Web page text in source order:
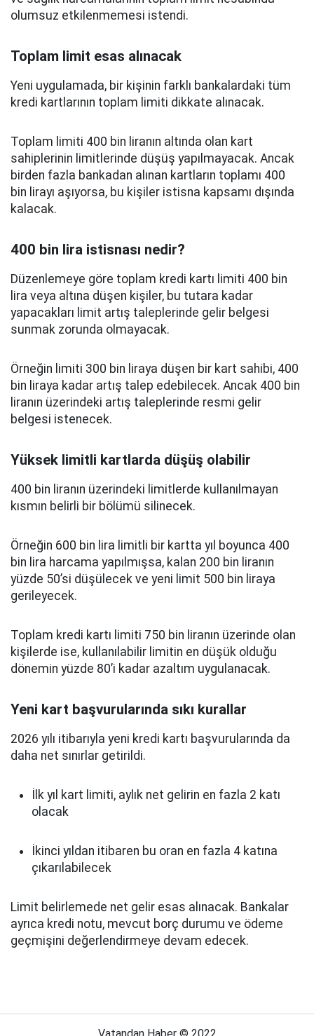
olumsuz etkilenmemesi istendi.
Toplam limit esas alınacak
Yeni uygulamada, bir kişinin farklı bankalardaki tüm
kredi kartlarının toplam limiti dikkate alınacak.
Toplam limiti 400 bin liranın altında olan kart
sahiplerinin limitlerinde düşüş yapılmayacak. Ancak
birden fazla bankadan alınan kartların toplamı 400
bin lirayı aşıyorsa, bu kişiler istisna kapsamı dışında
kalacak.
400 bin lira istisnası nedir?
Düzenlemeye göre toplam kredi kartı limiti 400 bin
lira veya altına düşen kişiler, bu tutara kadar
yapacakları limit artış taleplerinde gelir belgesi
sunmak zorunda olmayacak.
Örneğin limiti 300 bin liraya düşen bir kart sahibi, 400
bin liraya kadar artış talep edebilecek. Ancak 400 bin
liranın üzerindeki artış taleplerinde resmi gelir
belgesi istenecek.
Yüksek limitli kartlarda düşüş olabilir
400 bin liranın üzerindeki limitlerde kullanılmayan
kısmın belirli bir bölümü silinecek.
Örneğin 600 bin lira limitli bir kartta yıl boyunca 400
bin lira harcama yapılmışsa, kalan 200 bin liranın
yüzde 50’si düşülecek ve yeni limit 500 bin liraya
gerileyecek.
Toplam kredi kartı limiti 750 bin liranın üzerinde olan
kişilerde ise, kullanılabilir limitin en düşük olduğu
dönemin yüzde 80’i kadar azaltım uygulanacak.
Yeni kart başvurularında sıkı kurallar
2026 yılı itibarıyla yeni kredi kartı başvurularında da
daha net sınırlar getirildi.
İlk yıl kart limiti, aylık net gelirin en fazla 2 katı
olacak
İkinci yıldan itibaren bu oran en fazla 4 katına
çıkarılabilecek
Limit belirlemede net gelir esas alınacak. Bankalar
ayrıca kredi notu, mevcut borç durumu ve ödeme
geçmişini değerlendirmeye devam edecek.
Vatandan Haber © 2022